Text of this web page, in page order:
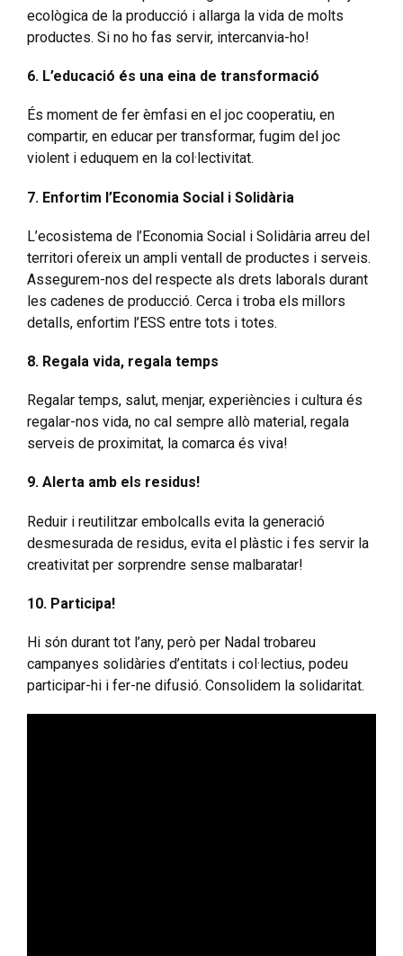
ecològica de la producció i allarga la vida de molts
productes. Si no ho fas servir, intercanvia-ho!
6. L’educació és una eina de transformació
És moment de fer èmfasi en el joc cooperatiu, en
compartir, en educar per transformar, fugim del joc
violent i eduquem en la col·lectivitat.
7. Enfortim l’Economia Social i Solidària
L’ecosistema de l’Economia Social i Solidària arreu del
territori ofereix un ampli ventall de productes i serveis.
Assegurem-nos del respecte als drets laborals durant
les cadenes de producció. Cerca i troba els millors
detalls, enfortim l’ESS entre tots i totes.
8. Regala vida, regala temps
Regalar temps, salut, menjar, experiències i cultura és
regalar-nos vida, no cal sempre allò material, regala
serveis de proximitat, la comarca és viva!
9. Alerta amb els residus!
Reduir i reutilitzar embolcalls evita la generació
desmesurada de residus, evita el plàstic i fes servir la
creativitat per sorprendre sense malbaratar!
10. Participa!
Hi són durant tot l’any, però per Nadal trobareu
campanyes solidàries d’entitats i col·lectius, podeu
participar-hi i fer-ne difusió. Consolidem la solidaritat.